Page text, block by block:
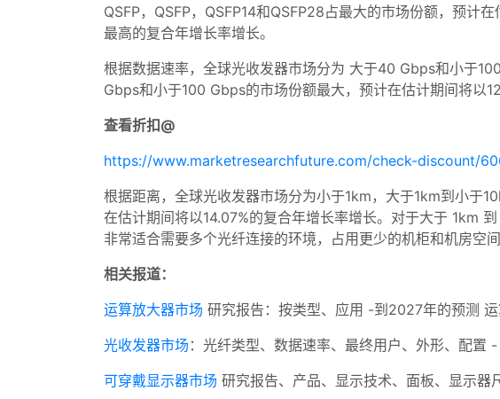
QSFP，QSFP，QSFP14和QSFP28占最大的市场份额，预计
最高的复合年增长率增长。
根据数据速率，全球光收发器市场分为 大于40 Gbps和小于
Gbps和小于100 Gbps的市场份额最大，预计在估计期间将以
查看折扣@
https://www.marketresearchfuture.com/check-discount/
根据距离，全球光收发器市场分为小于1km，大于1km到小于
在估计期间将以14.07%的复合年增长率增长。对于大于 1km
非常适合需要多个光纤连接的环境，占用更少的机柜和机房空间
相关报道：
运算放大器市场 研究报告：按类型、应用 -到2027年的预测
光收发器市场 ：光纤类型、数据速率、最终用户、外形、配置
可穿戴显示器市场 研究报告、产品、显示技术、面板、显示